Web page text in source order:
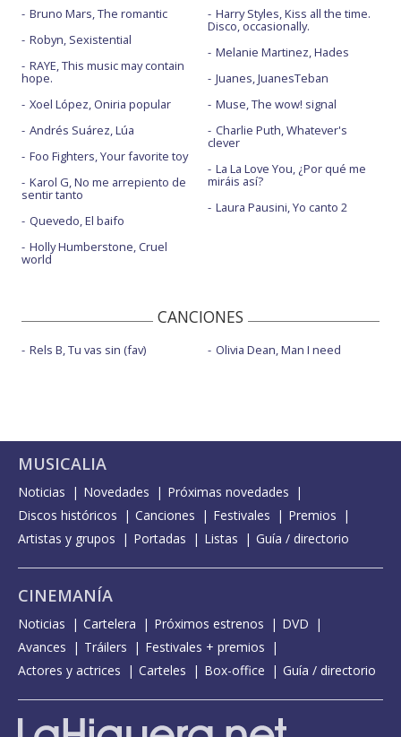
Bruno Mars, The romantic
Robyn, Sexistential
RAYE, This music may contain
hope.
Xoel López, Oniria popular
Andrés Suárez, Lúa
Foo Fighters, Your favorite toy
Karol G, No me arrepiento de
sentir tanto
Quevedo, El baifo
Holly Humberstone, Cruel
world
Harry Styles, Kiss all the time.
Disco, occasionally.
Melanie Martinez, Hades
Juanes, JuanesTeban
Muse, The wow! signal
Charlie Puth, Whatever's
clever
La La Love You, ¿Por qué me
miráis así?
Laura Pausini, Yo canto 2
CANCIONES
Rels B, Tu vas sin (fav) Olivia Dean, Man I need
MUSICALIA
Noticias Novedades
Próximas novedades
Discos históricos
Canciones Festivales
Premios
Artistas y grupos
Portadas Listas Guía / directorio
CINEMANÍA
Noticias Cartelera Próximos estrenos
DVD
Avances
Tráilers
Festivales + premios
Actores y actrices
Carteles Box-office Guía / directorio